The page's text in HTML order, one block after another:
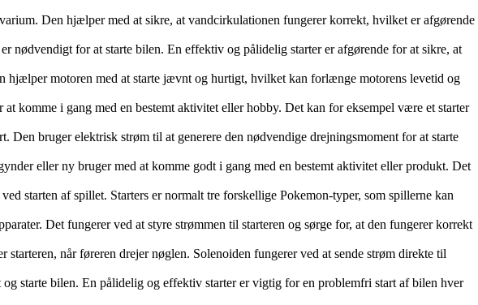
Den hjælper med at sikre, at vandcirkulationen fungerer korrekt, hvilket er afgørende
nødvendigt for at starte bilen. En effektiv og pålidelig starter er afgørende for at sikre, at
hjælper motoren med at starte jævnt og hurtigt, hvilket kan forlænge motorens levetid og
komme i gang med en bestemt aktivitet eller hobby. Det kan for eksempel være et starter
Den bruger elektrisk strøm til at generere den nødvendige drejningsmoment for at starte
eller ny bruger med at komme godt i gang med en bestemt aktivitet eller produkt. Det
starten af spillet. Starters er normalt tre forskellige Pokemon-typer, som spillerne kan
Det fungerer ved at styre strømmen til starteren og sørge for, at den fungerer korrekt
når føreren drejer nøglen. Solenoiden fungerer ved at sende strøm direkte til
starte bilen. En pålidelig og effektiv starter er vigtig for en problemfri start af bilen hver